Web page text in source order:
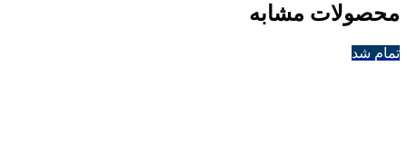
محصولات مشابه
تمام شد